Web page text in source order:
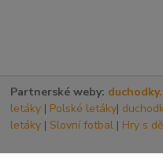
Partnerské weby:
letáky | Polské letáky|
letáky | Slovní fotbal | Hry s